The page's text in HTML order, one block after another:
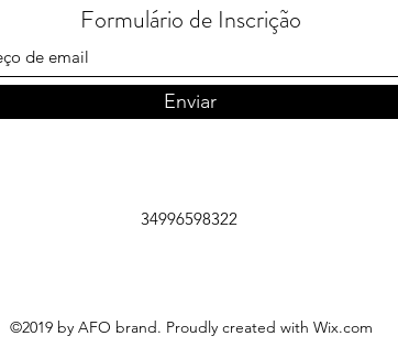
Formulário de Inscrição
Enviar
34996598322
©2019 by AFO brand. Proudly created with Wix.com